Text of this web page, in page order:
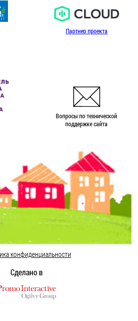
Партнер проекта
Вопросы по технической
поддержке сайта
конфиденциальности
Сделано в